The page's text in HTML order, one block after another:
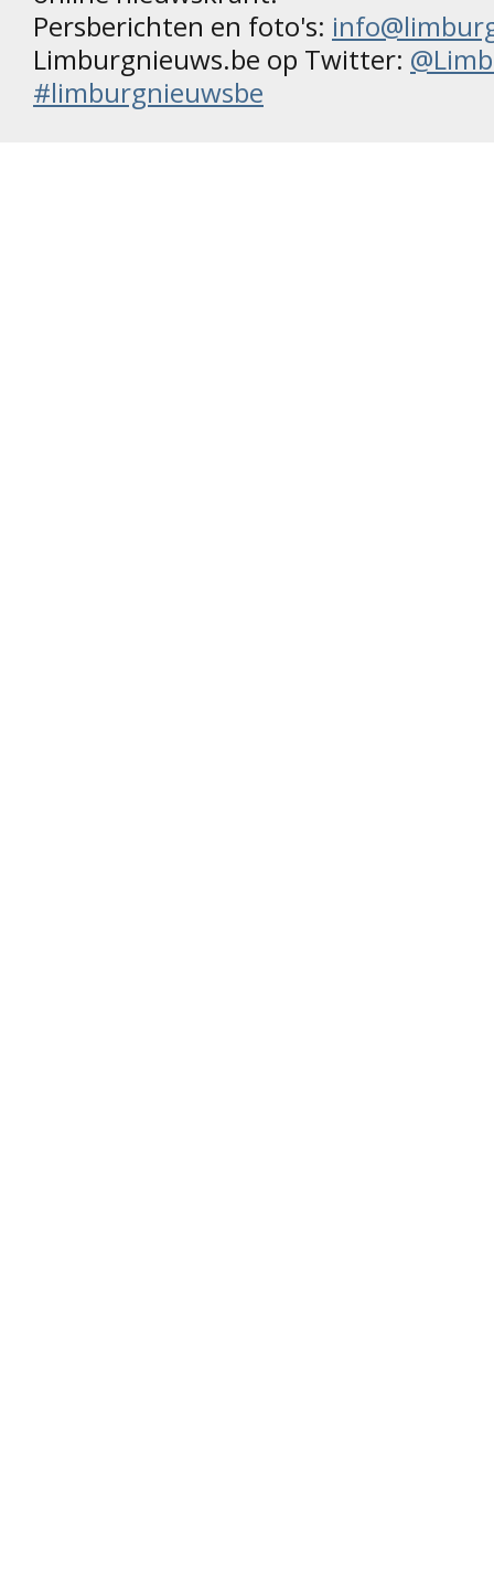
Persberichten en foto's:
Limburgnieuws.be op Twitter:
#limburgnieuwsbe